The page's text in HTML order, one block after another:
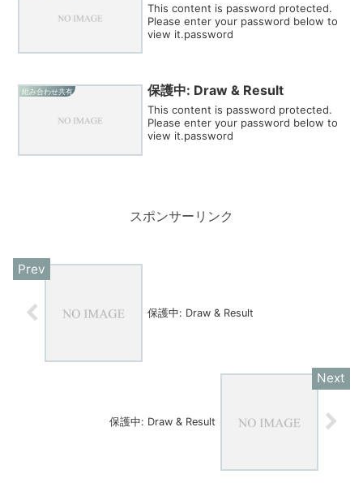
This content is password protected.
Please enter your password below to
view it.password
組み合わせ共有 保護中: Draw & Result
This content is password protected.
Please enter your password below to
view it.password
スポンサーリンク
保護中: Draw & Result
保護中: Draw & Result